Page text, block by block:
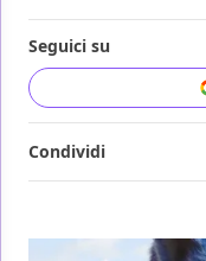
Seguici su
Condividi